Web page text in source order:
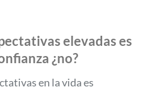
elevadas es
¿no?
en la vida es